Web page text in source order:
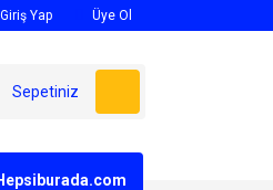
Giriş Yap Üye Ol
Sepetiniz